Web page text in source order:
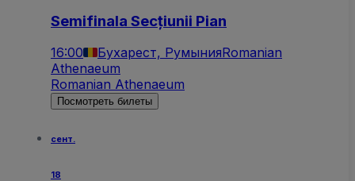
Semifinala Secțiunii Pian
16:00 Бухарест, РумынияRomanian
Athenaeum
Romanian Athenaeum
Посмотреть билеты
сент.
18